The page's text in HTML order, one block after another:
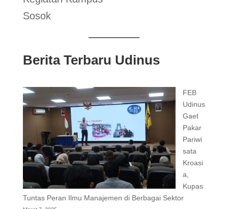
Sosok
Berita Terbaru Udinus
FEB
Udinus
Gaet
Pakar
Pariwi
sata
Kroasi
a,
Kupas
Tuntas Peran Ilmu Manajemen di Berbagai Sektor